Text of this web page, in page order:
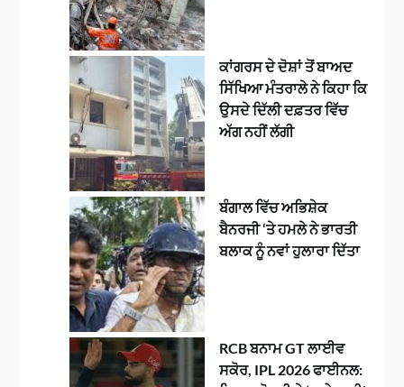
ਕਾਂਗਰਸ ਦੇ ਦੋਸ਼ਾਂ ਤੋਂ ਬਾਅਦ
ਸਿੱਖਿਆ ਮੰਤਰਾਲੇ ਨੇ ਕਿਹਾ ਕਿ
ਉਸਦੇ ਦਿੱਲੀ ਦਫ਼ਤਰ ਵਿੱਚ
ਅੱਗ ਨਹੀਂ ਲੱਗੀ
ਬੰਗਾਲ ਵਿੱਚ ਅਭਿਸ਼ੇਕ
ਬੈਨਰਜੀ ‘ਤੇ ਹਮਲੇ ਨੇ ਭਾਰਤੀ
ਬਲਾਕ ਨੂੰ ਨਵਾਂ ਹੁਲਾਰਾ ਦਿੱਤਾ
RCB ਬਨਾਮ GT ਲਾਈਵ
ਸਕੋਰ, IPL 2026 ਫਾਈਨਲ: